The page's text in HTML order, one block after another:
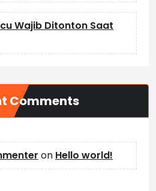
Wajib Ditonton Saat
Comments
on Hello world!